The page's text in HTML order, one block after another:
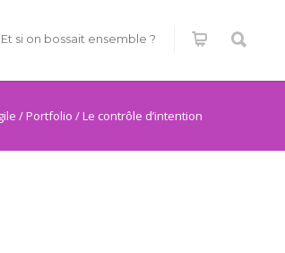
Et si on bossait ensemble ?
/Portfolio /Le contrôle d’intention